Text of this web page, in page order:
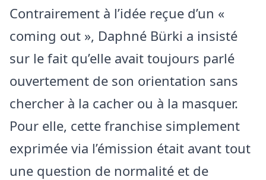
Contrairement à l’idée reçue d’un «
coming out », Daphné Bürki a insisté
sur le fait qu’elle avait toujours parlé
ouvertement de son orientation sans
chercher à la cacher ou à la masquer.
Pour elle, cette franchise simplement
exprimée via l’émission était avant tout
une question de normalité et de